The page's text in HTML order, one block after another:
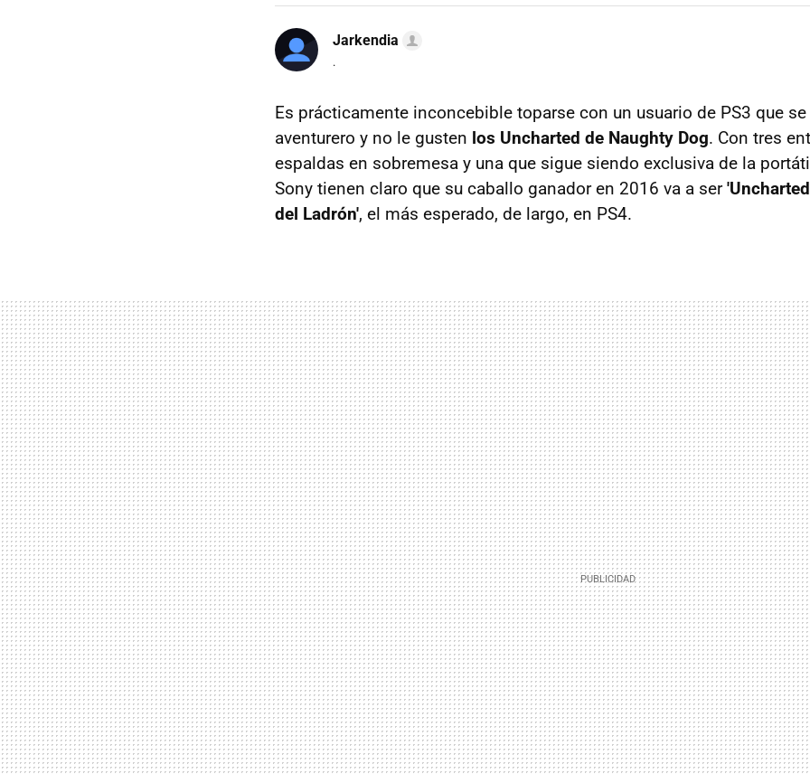
Jarkendia
.
Es prácticamente inconcebible toparse con un usuario de PS3 que
aventurero y no le gusten los Uncharted de Naughty Dog. Con tres
espaldas en sobremesa y una que sigue siendo exclusiva de la
Sony tienen claro que su caballo ganador en 2016 va a ser
del Ladrón', el más esperado, de largo, en PS4.